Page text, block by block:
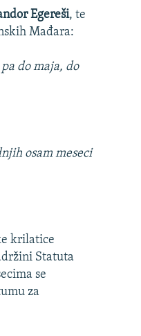
Egereši, te
Mađara:
do maja, do
osam meseci
krilatice
Statuta
se
za